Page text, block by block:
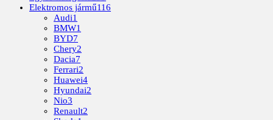
Elektromos jármű116
Audi1
BMW1
BYD7
Chery2
Dacia7
Ferrari2
Huawei4
Hyundai2
Nio3
Renault2